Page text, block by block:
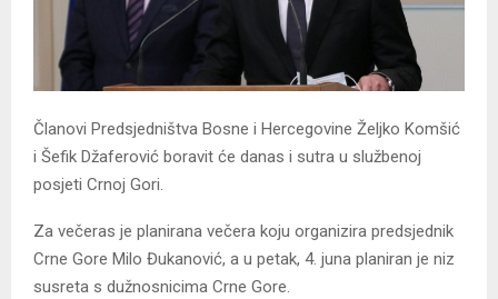
Članovi Predsjedništva Bosne i Hercegovine Željko Komšić
i Šefik Džaferović boravit će danas i sutra u službenoj
posjeti Crnoj Gori.
Za večeras je planirana večera koju organizira predsjednik
Crne Gore Milo Đukanović, a u petak, 4. juna planiran je niz
susreta s dužnosnicima Crne Gore.